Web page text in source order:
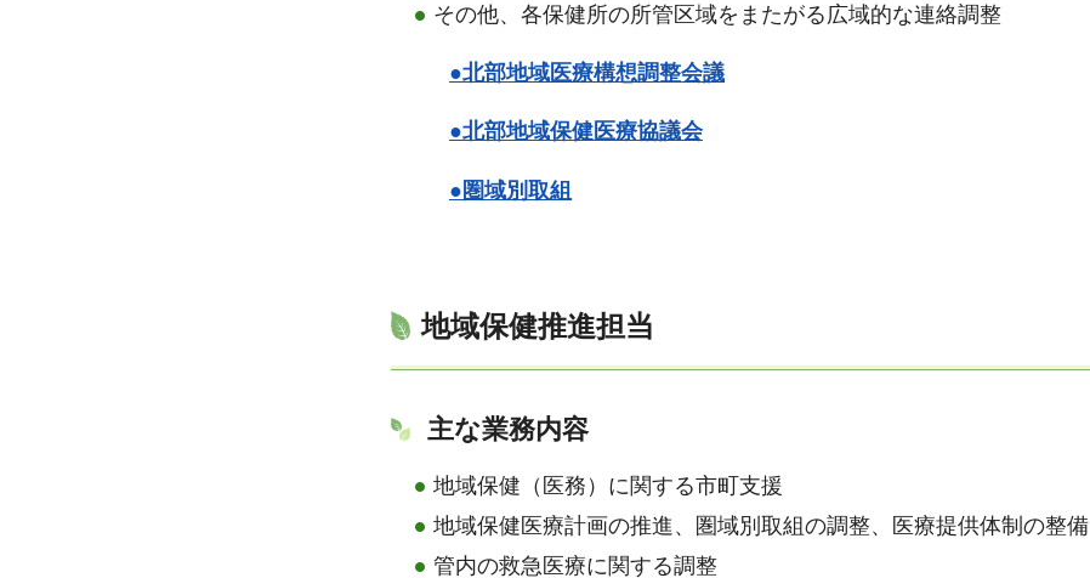
その他、各保健所の所管区域をまたがる広域的な連絡調整
●北部地域医療構想調整会議
●北部地域保健医療協議会
●圏域別取組
地域保健推進担当
主な業務内容
地域保健（医務）に関する市町支援
地域保健医療計画の推進、圏域別取組の調整、医療提供体制の整備
管内の救急医療に関する調整